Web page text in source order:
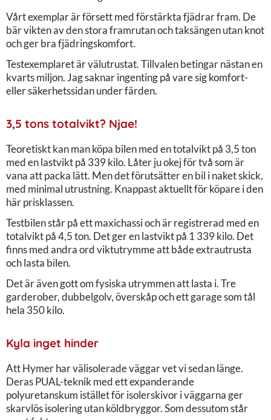
Vårt exemplar är försett med förstärkta fjädrar fram. De
bär vikten av den stora framrutan och taksängen utan knot
och ger bra fjädringskomfort.
Testexemplaret är välutrustat. Tillvalen betingar nästan en
kvarts miljon. Jag saknar ingenting på vare sig komfort-
eller säkerhetssidan under färden.
3,5 tons totalvikt? Njae!
Teoretiskt kan man köpa bilen med en totalvikt på 3,5 ton
med en lastvikt på 339 kilo. Låter ju okej för två som är
vana att packa lätt. Men det förutsätter en bil i naket skick,
med minimal utrustning. Knappast aktuellt för köpare i den
här prisklassen.
Testbilen står på ett maxichassi och är registrerad med en
totalvikt på 4,5 ton. Det ger en lastvikt på 1 339 kilo. Det
finns med andra ord viktutrymme att både extrautrusta
och lasta bilen.
Det är även gott om fysiska utrymmen att lasta i. Tre
garderober, dubbelgolv, överskåp och ett garage som tål
hela 350 kilo.
Kyla inget hinder
Att Hymer har välisolerade väggar vet vi sedan länge.
Deras PUAL-teknik med ett expanderande
polyuretanskum istället för isolerskivor i väggarna ger
skarvlös isolering utan köldbryggor. Som dessutom står